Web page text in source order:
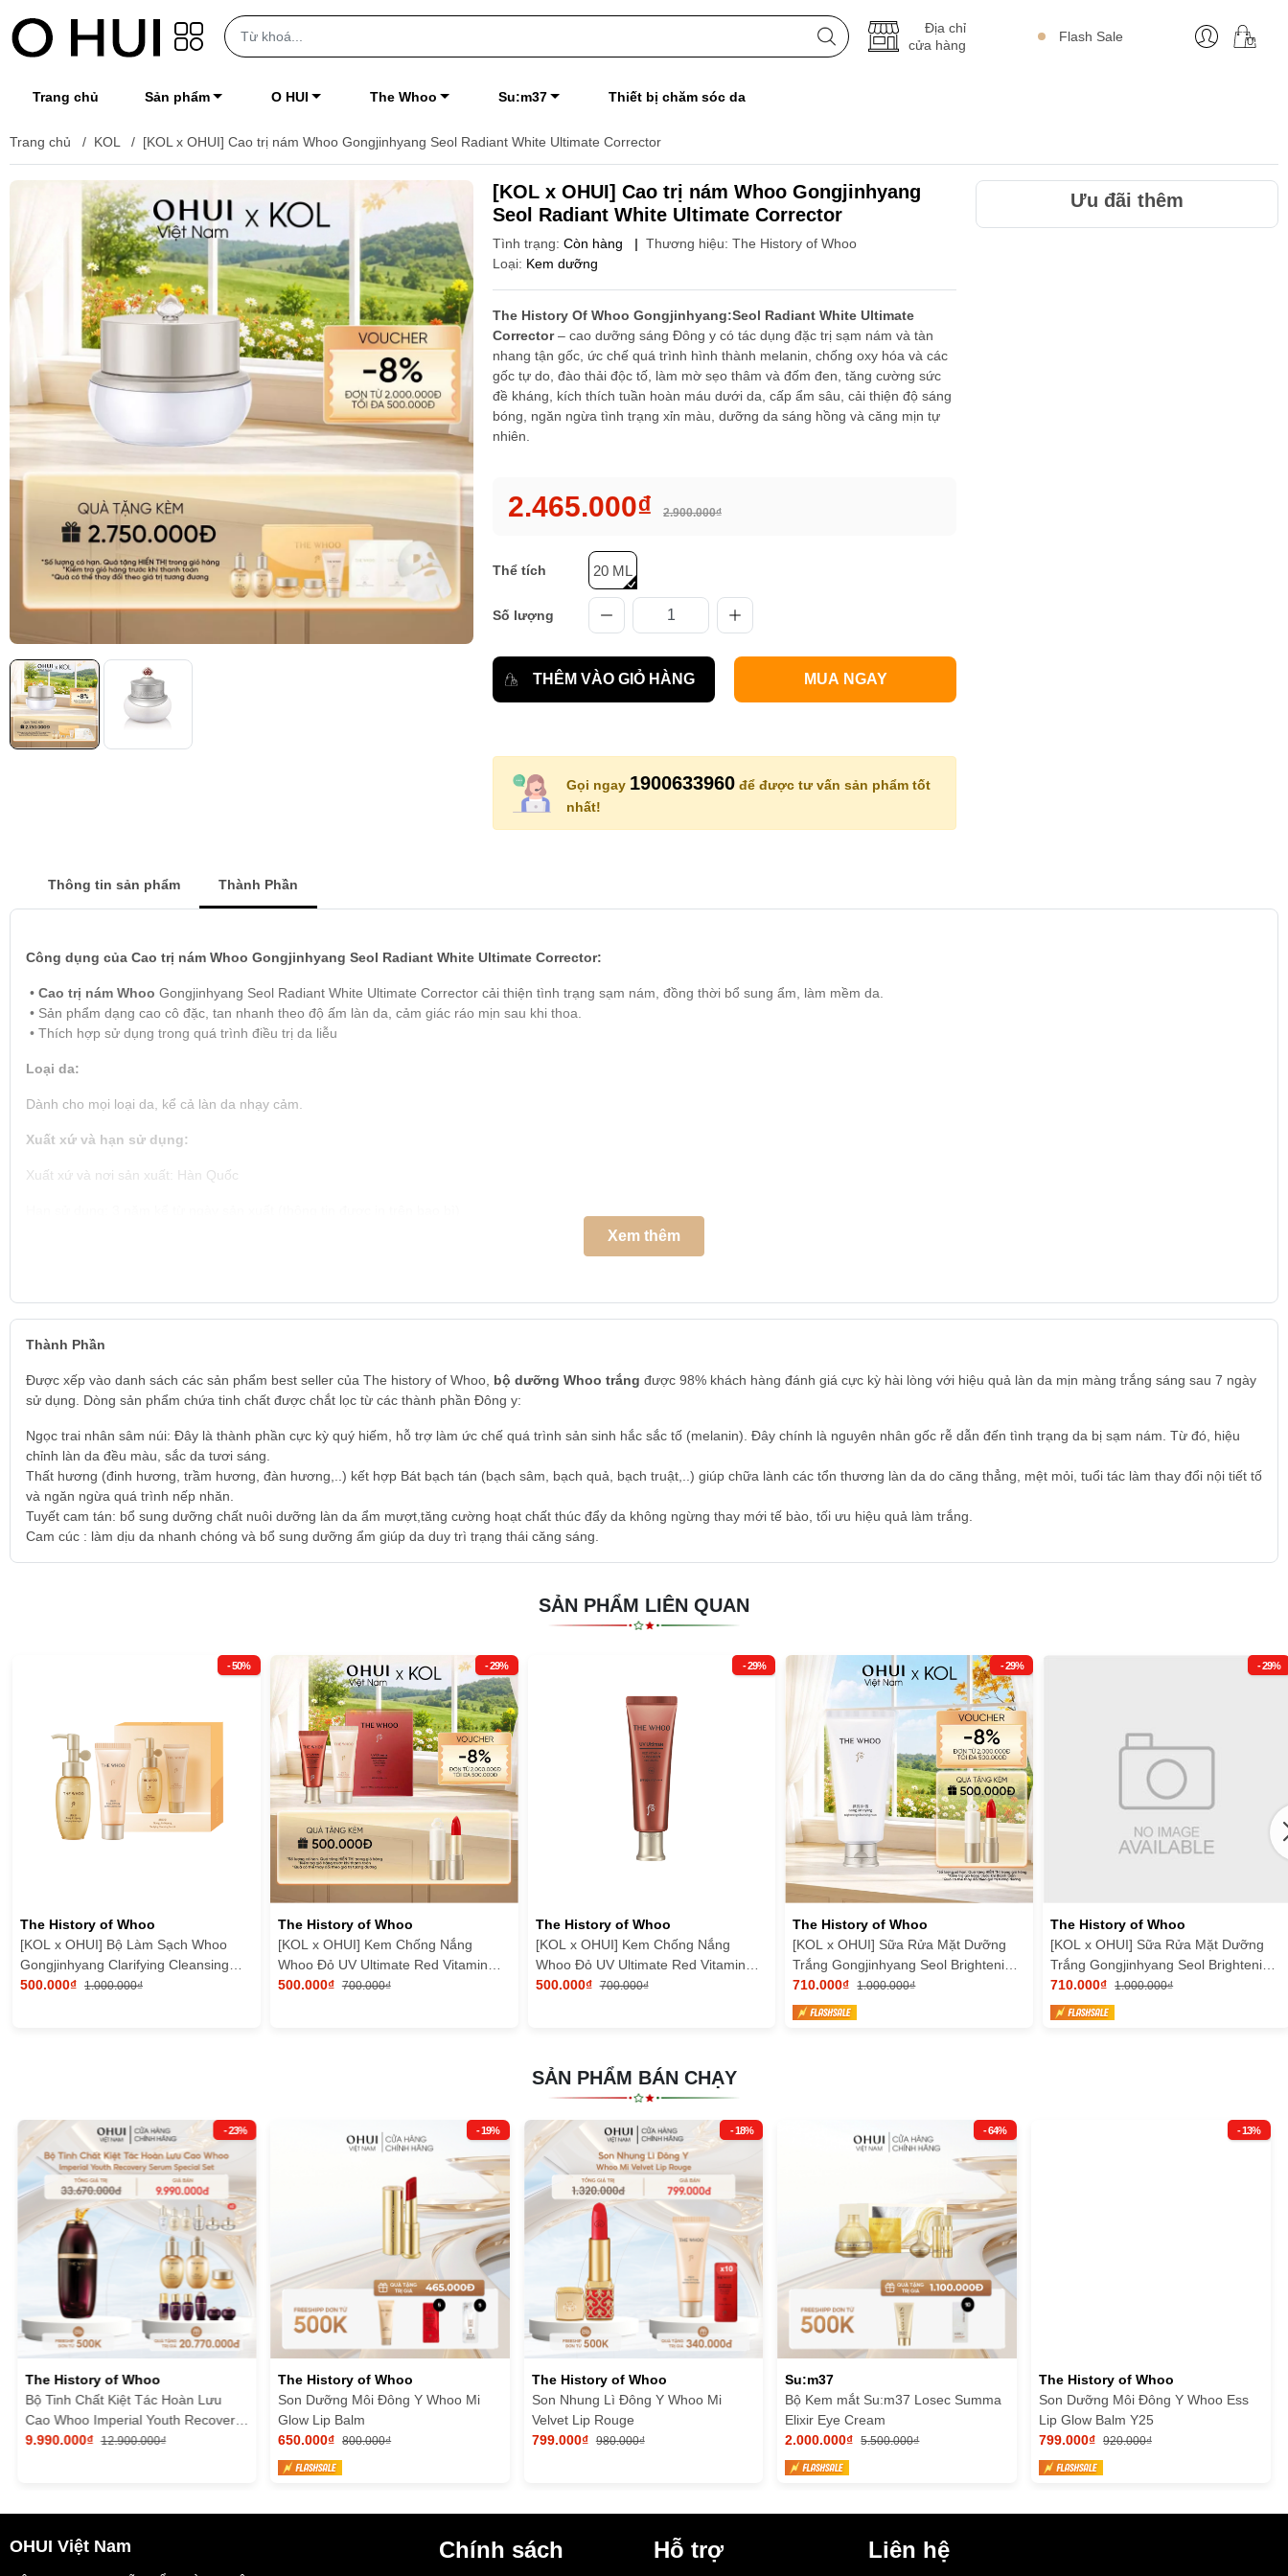
Địa chỉ
cửa hàng
Flash Sale
Trang chủ Sản phẩm O HUI The Whoo Su:m37 Thiết bị chăm sóc da
Trang chủ / KOL / [KOL x OHUI] Cao trị nám Whoo Gongjinhyang Seol Radiant White Ultimate Corrector
[KOL x OHUI] Cao trị nám Whoo Gongjinhyang
Seol Radiant White Ultimate Corrector
Tình trạng: Còn hàng | Thương hiệu: The History of Whoo
Loại: Kem dưỡng
The History Of Whoo Gongjinhyang:Seol Radiant White Ultimate
Corrector– cao dưỡng sáng Đông y có tác dụng đặc trị sạm nám và tàn
nhang tận gốc, ức chế quá trình hình thành melanin, chống oxy hóa và các
gốc tự do, đào thải độc tố, làm mờ sẹo thâm và đốm đen, tăng cường sức
đề kháng, kích thích tuần hoàn máu dưới da, cấp ẩm sâu, cải thiện độ sáng
bóng, ngăn ngừa tình trạng xỉn màu, dưỡng da sáng hồng và căng mịn tự
nhiên.
2.465.000₫ 2.900.000₫
Thể tích 20 ML
Số lượng
THÊM VÀO GIỎ HÀNG MUA NGAY
Gọi ngay 1900633960 để được tư vấn sản phẩm tốt
nhất!
Ưu đãi thêm
Thông tin sản phẩm Thành Phần
Công dụng của Cao trị nám Whoo Gongjinhyang Seol Radiant White Ultimate Corrector:
• Cao trị nám Whoo Gongjinhyang Seol Radiant White Ultimate Corrector cải thiện tình trạng sạm nám, đồng thời bổ sung ẩm, làm mềm da.
• Sản phẩm dạng cao cô đặc, tan nhanh theo độ ấm làn da, cảm giác ráo mịn sau khi thoa.
• Thích hợp sử dụng trong quá trình điều trị da liễu
Loại da:
Dành cho mọi loại da, kể cả làn da nhạy cảm.
Xuất xứ và hạn sử dụng:
Xuất xứ và nơi sản xuất: Hàn Quốc
Xem thêm
Thành Phần
Được xếp vào danh sách các sản phẩm best seller của The history of Whoo, bộ dưỡng Whoo trắng được 98% khách hàng đánh giá cực kỳ hài lòng với hiệu quả làn da mịn màng trắng sáng sau 7 ngày
sử dụng. Dòng sản phẩm chứa tinh chất được chắt lọc từ các thành phần Đông y:
Ngọc trai nhân sâm núi: Đây là thành phần cực kỳ quý hiếm, hỗ trợ làm ức chế quá trình sản sinh hắc sắc tố (melanin). Đây chính là nguyên nhân gốc rễ dẫn đến tình trạng da bị sạm nám. Từ đó, hiệu
chỉnh làn da đều màu, sắc da tươi sáng.
Thất hương (đinh hương, trầm hương, đàn hương,..) kết hợp Bát bạch tán (bạch sâm, bạch quả, bạch truật,..) giúp chữa lành các tổn thương làn da do căng thẳng, mệt mỏi, tuổi tác làm thay đổi nội tiết tố
và ngăn ngừa quá trình nếp nhăn.
Tuyết cam tán: bổ sung dưỡng chất nuôi dưỡng làn da ẩm mượt,tăng cường hoạt chất thúc đẩy da không ngừng thay mới tế bào, tối ưu hiệu quả làm trắng.
Cam cúc : làm dịu da nhanh chóng và bổ sung dưỡng ẩm giúp da duy trì trạng thái căng sáng.
SẢN PHẨM LIÊN QUAN
- 50%
The History of Whoo
[KOL x OHUI] Bộ Làm Sạch Whoo
Gongjinhyang Clarifying Cleansing
Duo Kit
500.000₫ 1.000.000₫
- 29%
The History of Whoo
[KOL x OHUI] Kem Chống Nắng
Whoo Đỏ UV Ultimate Red Vitamin
Sunscreen SE 25ml
500.000₫ 700.000₫
- 29%
The History of Whoo
[KOL x OHUI] Kem Chống Nắng
Whoo Đỏ UV Ultimate Red Vitamin
Sunscreen SE 25ml
500.000₫ 700.000₫
- 29%
The History of Whoo
[KOL x OHUI] Sữa Rửa Mặt Dưỡng
Trắng Gongjinhyang Seol Brightening
Cleansing Foam
710.000₫ 1.000.000₫
- 29%
The History of Whoo
[KOL x OHUI] Sữa Rửa Mặt Dưỡng
Trắng Gongjinhyang Seol Brightening
Cleansing Foam
710.000₫ 1.000.000₫
SẢN PHẨM BÁN CHẠY
- 23%
The History of Whoo
Bộ Tinh Chất Kiệt Tác Hoàn Lưu
Cao Whoo Imperial Youth Recovery
Serum Special Set
9.990.000₫ 12.900.000₫
- 19%
The History of Whoo
Son Dưỡng Môi Đông Y Whoo Mi
Glow Lip Balm
650.000₫
800.000₫
- 18%
The History of Whoo
Son Nhung Lì Đông Y Whoo Mi
Velvet Lip Rouge
799.000₫ 980.000₫
- 64%
Su:m37
Bộ Kem mắt Su:m37 Losec Summa
Elixir Eye Cream
2.000.000₫
5.500.000₫
- 13%
The History of Whoo
Son Dưỡng Môi Đông Y Whoo Ess
Lip Glow Balm Y25
799.000₫ 920.000₫
OHUI Việt Nam Chính sách Hỗ trợ Liên hệ